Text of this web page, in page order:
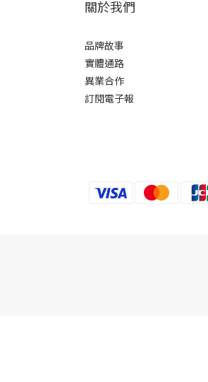
關於我們
品牌故事
實體通路
異業合作
訂閱電子報